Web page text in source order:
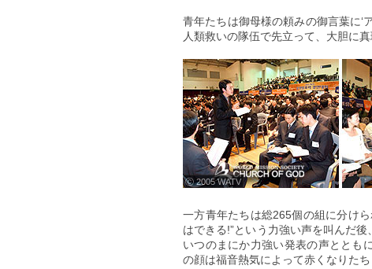
青年たちは御母様の頼みの御言葉に‘
人類救いの隊伍で先立って、大胆に
ⓒ 2005 WATV
一方青年たちは総265個の組に分け
はできる!”という力強い声を叫んだ
いつのまにか力強い発表の声ととも
の顔は福音熱気によって赤くなりた